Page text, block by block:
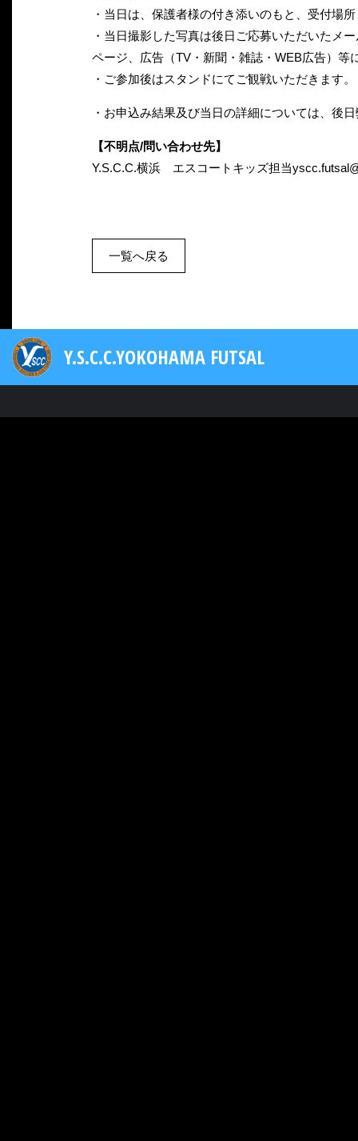
・当日は、保護者様の付き添いのもと、受付場
・当日撮影した写真は後日ご応募いただいたメ
ページ、広告（TV・新聞・雑誌・WEB広告）等
・ご参加後はスタンドにてご観戦いただきます。
・お申込み結果及び当日の詳細については、後
【不明点/問い合わせ先】
Y.S.C.C.横浜 エスコートキッズ担当
一覧へ戻る
Y.S.C.C.YOKOHAMA FUTSAL